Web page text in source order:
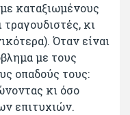
καταξιωμένους
κι
Όταν είναι
με τους
οπαδούς τους:
κι όσο
επιτυχιών.